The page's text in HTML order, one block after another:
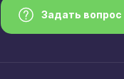
Задать вопрос